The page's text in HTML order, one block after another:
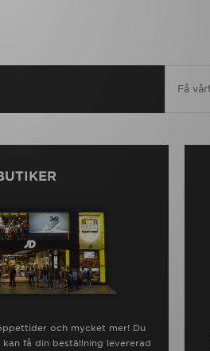
och mycket mer! Du
få din beställning levererad